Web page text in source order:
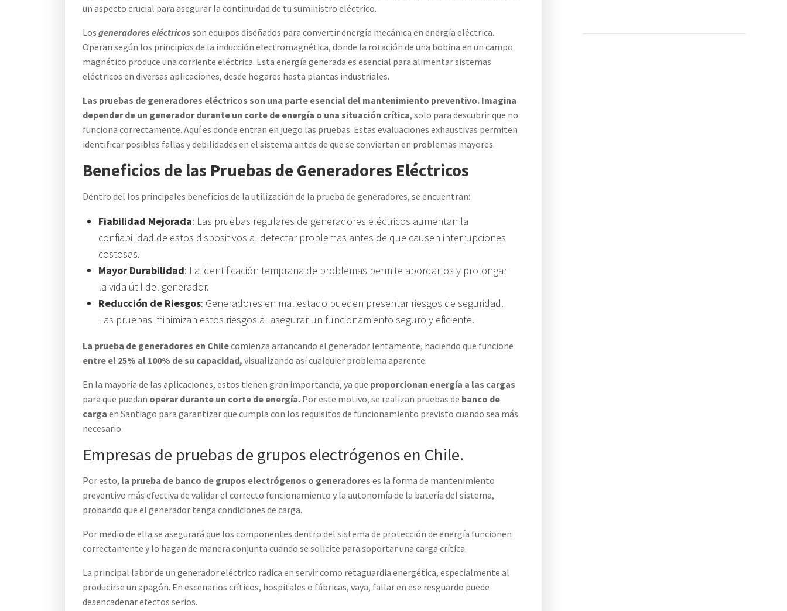
un aspecto crucial para asegurar la continuidad de tu suministro eléctrico.
Los generadores eléctricosson equipos diseñados para convertir energía mecánica en energía eléctrica.
Operan según los principios de la inducción electromagnética, donde la rotación de una bobina en un campo
magnético produce una corriente eléctrica. Esta energía generada es esencial para alimentar sistemas
eléctricos en diversas aplicaciones, desde hogares hasta plantas industriales.
Las pruebas de generadores eléctricos son una parte esencial del mantenimiento preventivo. Imagina
depender de un generador durante un corte de energía o una situación crítica, solo para descubrir que no
funciona correctamente. Aquí es donde entran en juego las pruebas. Estas evaluaciones exhaustivas permiten
identificar posibles fallas y debilidades en el sistema antes de que se conviertan en problemas mayores.
Beneficios de las Pruebas de Generadores Eléctricos
Dentro del los principales beneficios de la utilización de la prueba de generadores, se encuentran:
Fiabilidad Mejorada: Las pruebas regulares de generadores eléctricos aumentan la
confiabilidad de estos dispositivos al detectar problemas antes de que causen interrupciones
costosas.
Mayor Durabilidad: La identificación temprana de problemas permite abordarlos y prolongar
la vida útil del generador.
Reducción de Riesgos: Generadores en mal estado pueden presentar riesgos de seguridad.
Las pruebas minimizan estos riesgos al asegurar un funcionamiento seguro y eficiente.
La prueba de generadores en Chilecomienza arrancando el generador lentamente, haciendo que funcione
entre el 25% al 100% de su capacidad, visualizando así cualquier problema aparente.
En la mayoría de las aplicaciones, estos tienen gran importancia, ya que proporcionan energía a las cargas
para que puedan operar durante un corte de energía. Por este motivo, se realizan pruebas de banco de
carga en Santiago para garantizar que cumpla con los requisitos de funcionamiento previsto cuando sea más
necesario.
Empresas de pruebas de grupos electrógenos en Chile.
Por esto, la prueba de banco de grupos electrógenos o generadores es la forma de mantenimiento
preventivo más efectiva de validar el correcto funcionamiento y la autonomía de la batería del sistema,
probando que el generador tenga condiciones de carga.
Por medio de ella se asegurará que los componentes dentro del sistema de protección de energía funcionen
correctamente y lo hagan de manera conjunta cuando se solicite para soportar una carga crítica.
La principal labor de un generador eléctrico radica en servir como retaguardia energética, especialmente al
producirse un apagón. En escenarios críticos, hospitales o fábricas, vaya, fallar en ese resguardo puede
desencadenar efectos serios.